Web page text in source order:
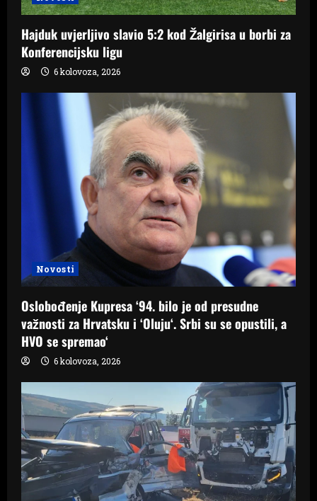
Hajduk uvjerljivo slavio 5:2 kod Žalgirisa u borbi za
Konferencijsku ligu
6 kolovoza, 2026
Novosti
Oslobođenje Kupresa ‘94. bilo je od presudne
važnosti za Hrvatsku i ‘Oluju‘. Srbi su se opustili, a
HVO se spremao‘
6 kolovoza, 2026